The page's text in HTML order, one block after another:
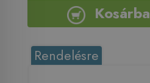
Kosárba
Rendelésre